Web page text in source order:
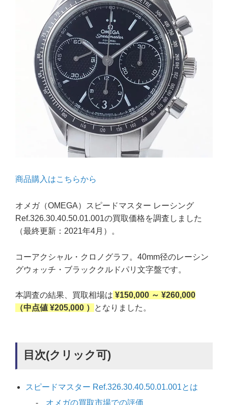
商品購入はこちらから
オメガ（OMEGA）スピードマスター レーシング
Ref.326.30.40.50.01.001の買取価格を調査しました
（最終更新：2021年4月）。
コーアクシャル・クロノグラフ。40mm径のレーシン
グウォッチ・ブラッククルドパリ文字盤です。
本調査の結果、買取相場は ¥150,000 ～ ¥260,000
（中点値 ¥205,000 ）
となりました。
目次(クリック可)
スピードマスター Ref.326.30.40.50.01.001とは
オメガの買取市場での評価